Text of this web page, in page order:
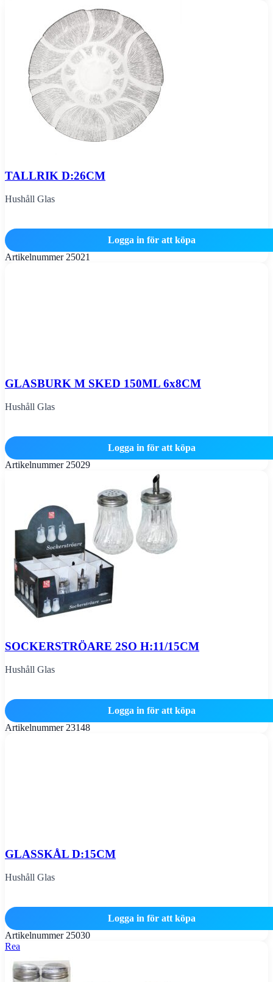
TALLRIK D:26CM
Hushåll Glas
Logga in för att köpa
Artikelnummer 25021
GLASBURK M SKED 150ML 6x8CM
Hushåll Glas
Logga in för att köpa
Artikelnummer 25029
SOCKERSTRÖARE 2SO H:11/15CM
Hushåll Glas
Logga in för att köpa
Artikelnummer 23148
GLASSKÅL D:15CM
Hushåll Glas
Logga in för att köpa
Artikelnummer 25030
Rea